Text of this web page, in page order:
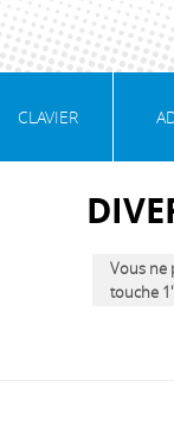
CLAVIER
Vous ne
touche